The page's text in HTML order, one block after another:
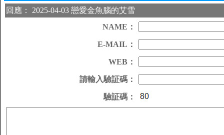
回應： 2025-04-03 戀愛金魚腦的艾雪
NAME：
E-MAIL：
WEB：
請輸入驗証碼：
驗証碼：